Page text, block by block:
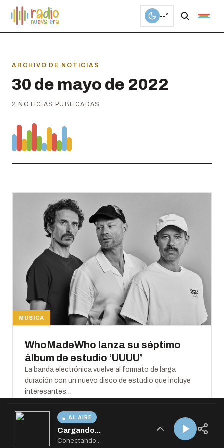
AL AIRE
Cargando...
Conectando...